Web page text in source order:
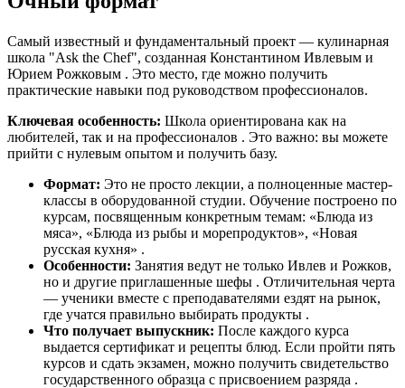
Самый известный и фундаментальный проект — кулинарная
школа "Ask the Chef", созданная Константином Ивлевым и
Юрием Рожковым . Это место, где можно получить
практические навыки под руководством профессионалов.
Ключевая особенность: Школа ориентирована как на
любителей, так и на профессионалов . Это важно: вы можете
прийти с нулевым опытом и получить базу.
Формат: Это не просто лекции, а полноценные мастер-
классы в оборудованной студии. Обучение построено по
курсам, посвященным конкретным темам: «Блюда из
мяса», «Блюда из рыбы и морепродуктов», «Новая
русская кухня» .
Особенности: Занятия ведут не только Ивлев и Рожков,
но и другие приглашенные шефы . Отличительная черта
— ученики вместе с преподавателями ездят на рынок,
где учатся правильно выбирать продукты .
Что получает выпускник: После каждого курса
выдается сертификат и рецепты блюд. Если пройти пять
курсов и сдать экзамен, можно получить свидетельство
государственного образца с присвоением разряда .